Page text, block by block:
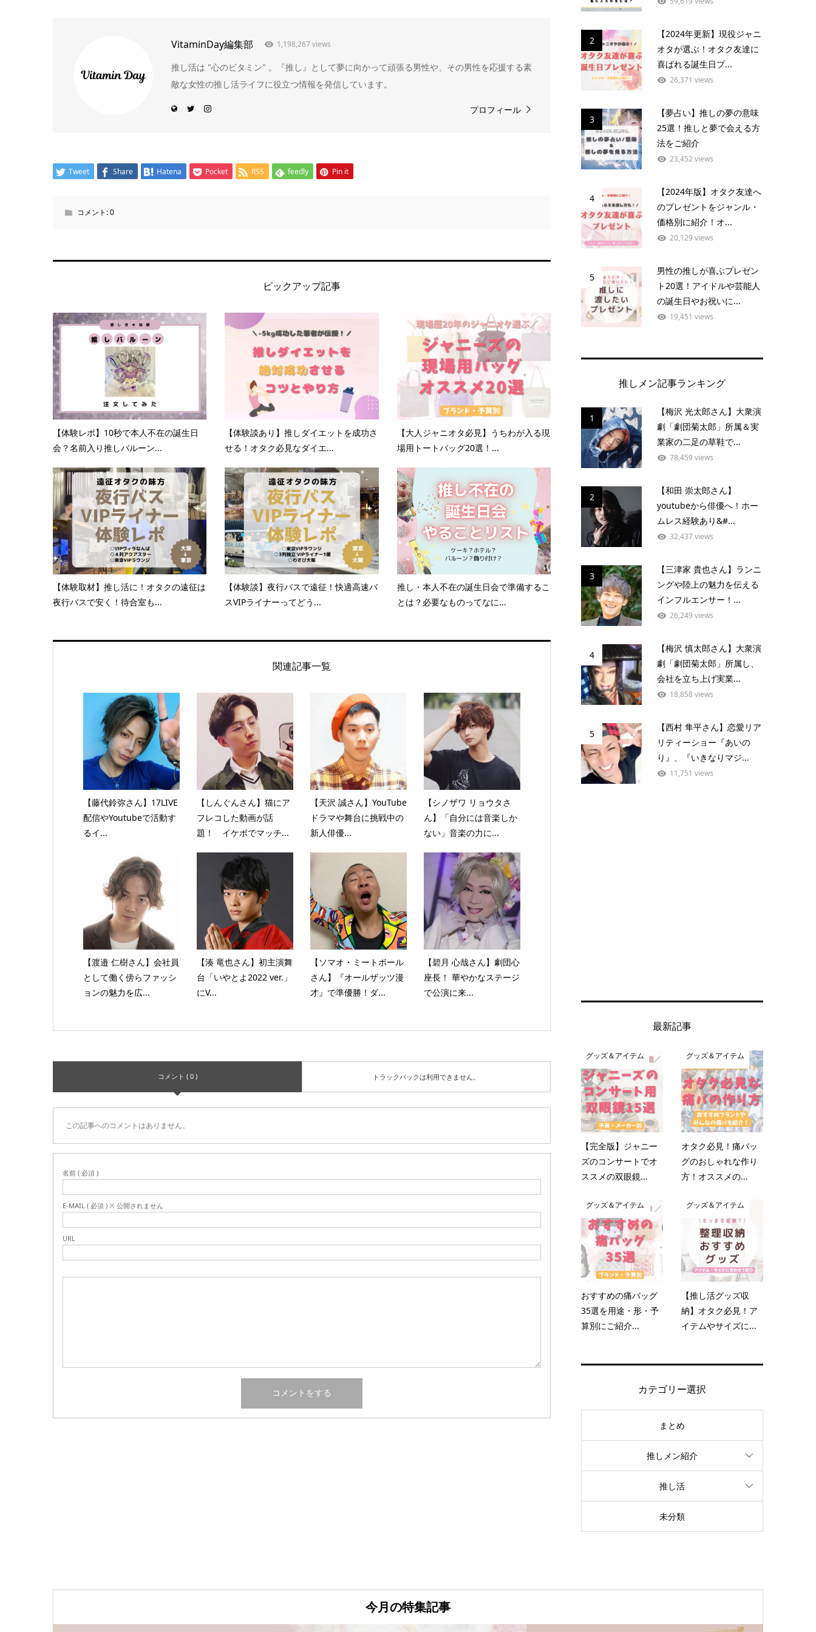
VitaminDay編集部 1,198,267 views
推し活は "心のビタミン" 。『推し』として夢に向かって頑張る男性や、その男性を応援する素
敵な女性の推し活ライフに役立つ情報を発信しています。
プロフィール
Tweet Share Hatena Pocket RSS feedly Pin it
コメント:0
ピックアップ記事
【体験レポ】10秒で本人不在の誕生日
会？名前入り推しバルーン...
【体験談あり】推しダイエットを成功さ
せる！オタク必見なダイエ...
【大人ジャニオタ必見】うちわが入る現
場用トートバッグ20選！...
【体験取材】推し活に！オタクの遠征は
夜行バスで安く！待合室も...
【体験談】夜行バスで遠征！快適高速バ
スVIPライナーってどう...
推し・本人不在の誕生日会で準備するこ
とは？必要なものってなに...
関連記事一覧
【藤代鈴弥さん】17LIVE
配信やYoutubeで活動す
るイ...
【しんぐんさん】猫にア
フレコした動画が話
題！ イケボでマッチ...
【天沢 誠さん】YouTube
ドラマや舞台に挑戦中の
新人俳優...
【シノザワ リョウタさ
ん】「自分には音楽しか
ない」音楽の力に...
【渡邉 仁樹さん】会社員
として働く傍らファッシ
ョンの魅力を広...
【湊 竜也さん】初主演舞
台「いやとよ2022 ver.」
にV...
【ソマオ・ミートボール
さん】『オールザッツ漫
才』で準優勝！ダ...
【碧月 心哉さん】劇団心
座長！ 華やかなステージ
で公演に来...
コメント ( 0 ) トラックバックは利用できません。
この記事へのコメントはありません。
名前 ( 必須 )
E-MAIL ( 必須 ) ※ 公開されません
URL
2
【2024年更新】現役ジャニ
オタが選ぶ！オタク友達に
喜ばれる誕生日プ...
26,371 views
3
【夢占い】推しの夢の意味
25選！推しと夢で会える方
法をご紹介
23,452 views
4
【2024年版】オタク友達へ
のプレゼントをジャンル・
価格別に紹介！オ...
20,129 views
5
男性の推しが喜ぶプレゼン
ト20選！アイドルや芸能人
の誕生日やお祝いに...
19,451 views
推しメン記事ランキング
1
【梅沢 光太郎さん】大衆演
劇「劇団菊太郎」所属＆実
業家の二足の草鞋で...
78,459 views
2
【和田 崇太郎さん】
youtubeから俳優へ！ホー
ムレス経験あり&#...
32,437 views
3
【三津家 貴也さん】ランニ
ングや陸上の魅力を伝える
インフルエンサー！...
26,249 views
4
【梅沢 慎太郎さん】大衆演
劇「劇団菊太郎」所属し、
会社を立ち上げ実業...
18,858 views
5
【西村 隼平さん】恋愛リア
リティーショー『あいの
り』、『いきなりマジ...
11,751 views
最新記事
グッズ＆アイテム
【完全版】ジャニー
ズのコンサートでオ
ススメの双眼鏡...
グッズ＆アイテム
オタク必見！痛バッ
グのおしゃれな作り
方！オススメの...
グッズ＆アイテム
おすすめの痛バッグ
35選を用途・形・予
算別にご紹介...
グッズ＆アイテム
【推し活グッズ収
納】オタク必見！ア
イテムやサイズに...
カテゴリー選択
まとめ
推しメン紹介
推し活
未分類
今月の特集記事